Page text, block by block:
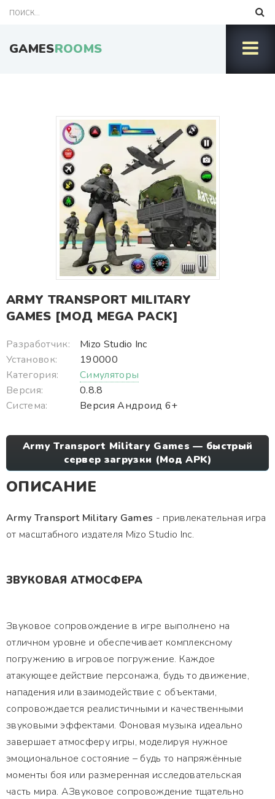
GAMESROOMS
ARMY TRANSPORT MILITARY
GAMES [МОД MEGA PACK]
Разработчик:
Mizo Studio Inc
Установок:
190000
Категория:
Симуляторы
Версия:
0.8.8
Система:
Версия Андроид 6+
Army Transport Military Games — быстрый
сервер загрузки (Мод APK)
ОПИСАНИЕ
Army Transport Military Games - привлекательная игра
от масштабного издателя Mizo Studio Inc.
ЗВУКОВАЯ АТМОСФЕРА
Звуковое сопровождение в игре выполнено на
отличном уровне и обеспечивает комплексному
погружению в игровое погружение. Каждое
атакующее действие персонажа, будь то движение,
нападения или взаимодействие с объектами,
сопровождается реалистичными и качественными
звуковыми эффектами. Фоновая музыка идеально
завершает атмосферу игры, моделируя нужное
эмоциональное состояние – будь то напряжённые
моменты боя или размеренная исследовательская
часть мира. АЗвуковое сопровождение тщательно